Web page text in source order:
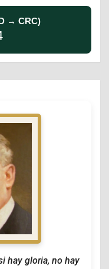
→ CRC)
hay gloria, no hay